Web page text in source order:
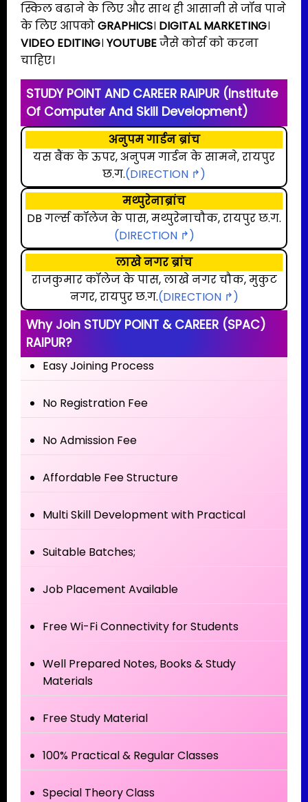
स्किल बढाने के लिए और साथ ही आसानी से जॉब पाने
के लिए आपकोGRAPHICS। DIGITAL MARKETING।
VIDEO EDITING। YOUTUBEजैसे कोर्स को करना
चाहिए।
STUDY POINT AND CAREER RAIPUR (Institute
Of Computer And Skill Development)
अनुपम गार्डन ब्रांच
यस बैंक के ऊपर, अनुपम गार्डन के सामने, रायपुर
छ.ग.(DIRECTION ↱)
मथ्पुरेनाब्रांच
DB गर्ल्स कॉलेज के पास, मथ्पुरेनाचौक, रायपुर छ.ग.
(DIRECTION ↱)
लाखे नगर ब्रांच
राजकुमार कॉलेज के पास, लाखे नगर चौक, मुकुट
नगर, रायपुर छ.ग.(DIRECTION ↱)
Why Join STUDY POINT & CAREER (SPAC)
RAIPUR?
Easy Joining Process
No Registration Fee
No Admission Fee
Affordable Fee Structure
Multi Skill Development with Practical
Suitable Batches;
Job Placement Available
Free Wi-Fi Connectivity for Students
Well Prepared Notes, Books & Study
Materials
Free Study Material
100% Practical & Regular Classes
Special Theory Class